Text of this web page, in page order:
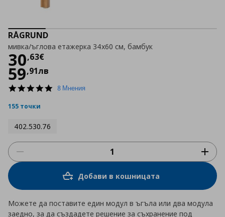
RÅGRUND
мивка/ъглова етажерка 34x60 см, бамбук
30,63€
Цена
59,91лв
5.0
8 Мнения
155 точки
402.530.76
Добави в кошницата
Можете да поставите един модул в ъгъла или два модула
заедно, за да създадете решение за съхранение под